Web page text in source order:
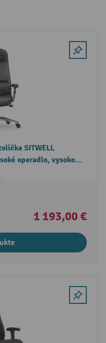
SITWELL
operadlo, vysoko
1 193,00 €